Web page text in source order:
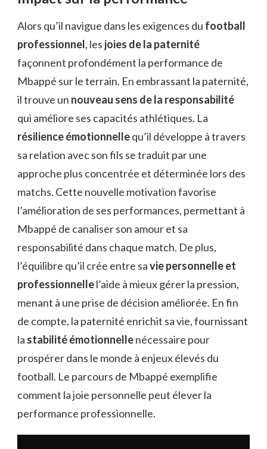
Alors qu’il navigue dans les exigences du football
professionnel, les joies de la paternité
façonnent profondément la performance de
Mbappé sur le terrain. En embrassant la paternité,
il trouve un nouveau sens de la responsabilité
qui améliore ses capacités athlétiques. La
résilience émotionnellequ’il développe à travers
sa relation avec son fils se traduit par une
approche plus concentrée et déterminée lors des
matchs. Cette nouvelle motivation favorise
l’amélioration de ses performances, permettant à
Mbappé de canaliser son amour et sa
responsabilité dans chaque match. De plus,
l’équilibre qu’il crée entre savie personnelle et
professionnellel’aide à mieux gérer la pression,
menant à une prise de décision améliorée. En fin
de compte, la paternité enrichit sa vie, fournissant
la stabilité émotionnellenécessaire pour
prospérer dans le monde à enjeux élevés du
football. Le parcours de Mbappé exemplifie
comment la joie personnelle peut élever la
performance professionnelle.